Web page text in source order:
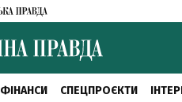
ФІНАНСИ СПЕЦПРОЄКТИ